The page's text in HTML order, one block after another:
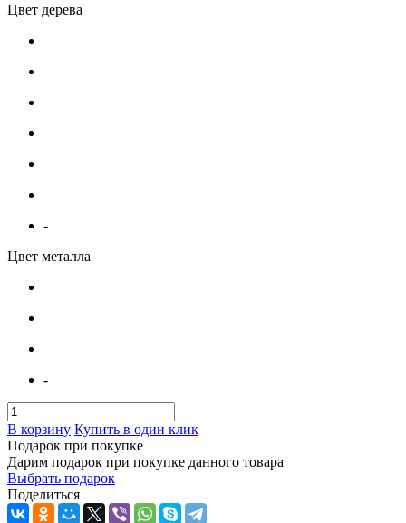
Цвет дерева
-
Цвет металла
-
В корзину Купить в один клик
Подарок при покупке
Дарим подарок при покупке данного товара
Выбрать подарок
Поделиться